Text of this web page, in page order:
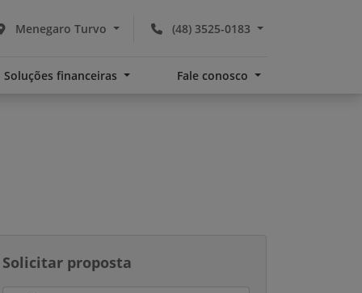
(48) 3525-0183
Menegaro Turvo
Soluções financeiras Fale conosco
Solicitar proposta